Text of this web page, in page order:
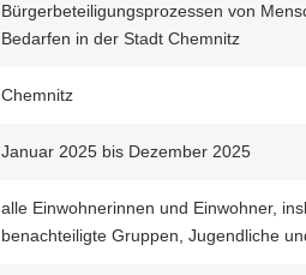
Bürgerbeteiligungsprozessen von
Bedarfen in der Stadt Chemnitz
Chemnitz
Januar 2025 bis Dezember 2025
alle Einwohnerinnen und Einwohner,
benachteiligte Gruppen, Jugendliche